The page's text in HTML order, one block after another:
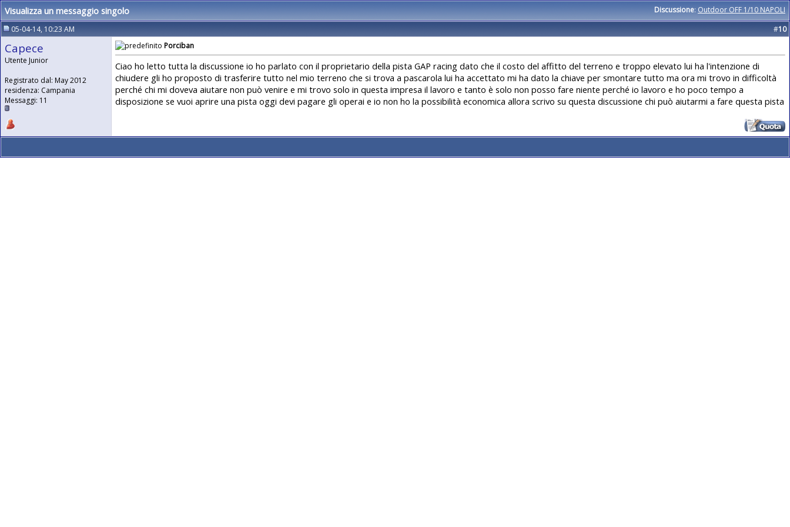
Discussione: Outdoor OFF 1/10 NAPOLI
Visualizza un messaggio singolo
05-04-14, 10:23 AM #10
Capece
Utente Junior
Registrato dal: May 2012
residenza: Campania
Messaggi: 11
Porciban
Ciao ho letto tutta la discussione io ho parlato con il proprietario della pista GAP racing dato che il costo del affitto del terreno e troppo elevato lui ha l'intenzione di
chiudere gli ho proposto di trasferire tutto nel mio terreno che si trova a pascarola lui ha accettato mi ha dato la chiave per smontare tutto ma ora mi trovo in difficoltà
perché chi mi doveva aiutare non può venire e mi trovo solo in questa impresa il lavoro e tanto è solo non posso fare niente perché io lavoro e ho poco tempo a
disposizione se vuoi aprire una pista oggi devi pagare gli operai e io non ho la possibilità economica allora scrivo su questa discussione chi può aiutarmi a fare questa pista